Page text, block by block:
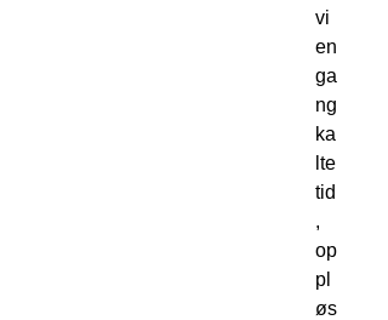
vi
en
ga
ng
ka
lte
tid
,
op
pl
øs